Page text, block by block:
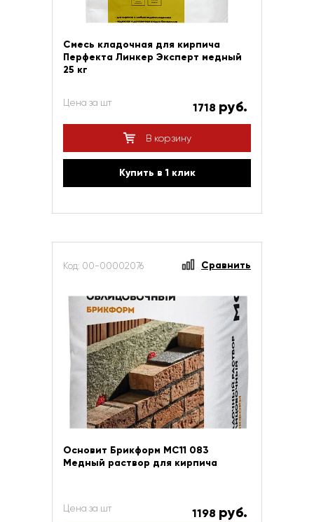
Смесь кладочная для кирпича
Перфекта Линкер Эксперт медный
25 кг
Цена за шт 1718 руб.
В корзину
Купить в 1 клик
Код: 00-00002076 Сравнить
Основит Брикформ МС11 083
Медный раствор для кирпича
Цена за шт 1198 руб.